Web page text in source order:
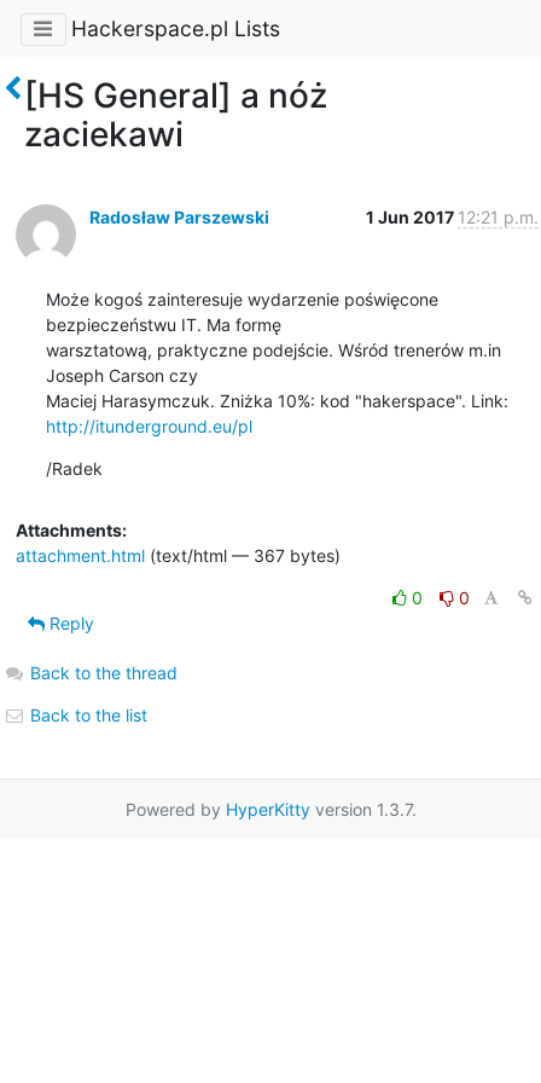
Hackerspace.pl Lists
[HS General] a nóż
zaciekawi
Radosław Parszewski 1 Jun 2017 12:21 p.m.
Może kogoś zainteresuje wydarzenie poświęcone
bezpieczeństwu IT. Ma formę
warsztatową, praktyczne podejście. Wśród trenerów m.in
Joseph Carson czy
http://itunderground.eu/pl
/Radek
Attachments:
attachment.html(text/html — 367 bytes)
0
0
Reply
Back to the thread
Back to the list
Powered by HyperKittyversion 1.3.7.